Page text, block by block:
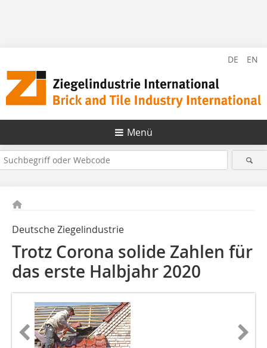
DE EN
Menü
Deutsche Ziegelindustrie
Trotz Corona solide Zahlen für
das erste Halbjahr 2020